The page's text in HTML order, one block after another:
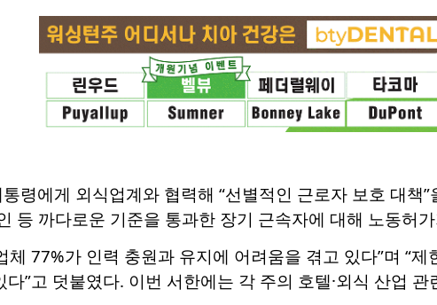
령에게 외식업계와 협력해 “선별적인 근로자 보호 대책
등 까다로운 기준을 통과한 장기 근속자에 대해 노동허
체 77%가 인력 충원과 유지에 어려움을 겪고 있다”며 “
다”고 덧붙였다. 이번 서한에는 각 주의 호텔·외식 산업